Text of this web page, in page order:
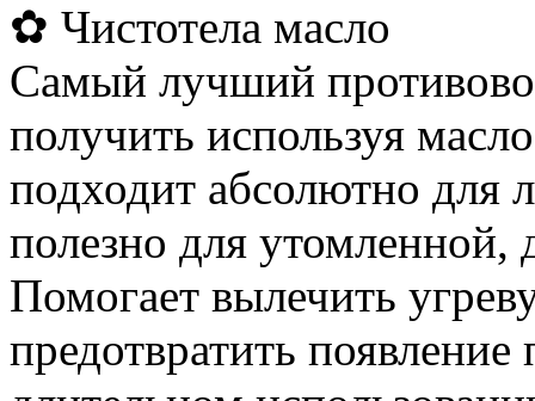
✿ Чистотела масло
Самый лучший
получить используя
подходит абсолютно для
полезно для
Помогает вылечить
предотвратить